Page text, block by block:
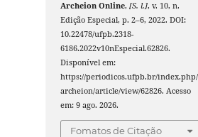
Archeion Online,[S. l.], v. 10, n.
Edição Especial, p. 2–6, 2022. DOI:
10.22478/ufpb.2318-
6186.2022v10nEspecial.62826.
Disponível em:
https://periodicos.ufpb.br/index.php/
archeion/article/view/62826. Acesso
em: 9 ago. 2026.
Fomatos de Citação